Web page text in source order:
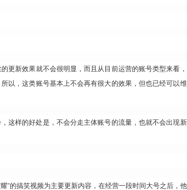
更新效果就不会很明显，而且从目前运营的账号类型来看
以，这类账号基本上不会再有很大的效果，但也已经可以
样的好处是，不会分走主体账号的流量，也就不会出现
”的搞笑视频为主要更新内容，在经营一段时间大号之后，